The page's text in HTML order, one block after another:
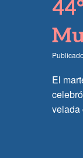
El
velada